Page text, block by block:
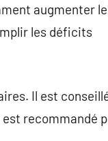
augmenter
les déficits
Il est
recommandé